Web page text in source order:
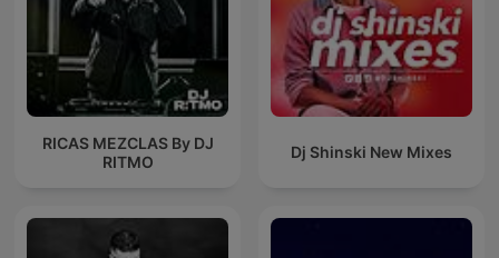
RICAS MEZCLAS By DJ
RITMO
Dj Shinski New Mixes